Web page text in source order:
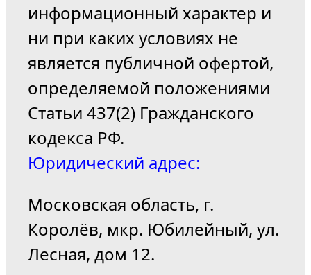
информационный характер и
ни при каких условиях не
является публичной офертой,
определяемой положениями
Статьи 437(2) Гражданского
кодекса РФ.
Юридический адрес:
Московская область, г.
Королёв, мкр. Юбилейный, ул.
Лесная, дом 12.